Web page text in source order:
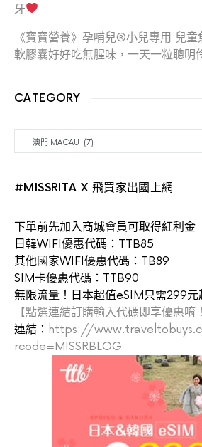
牙
《寶寶營養》孕哺兒®小兒專用 兒
軟膠囊好好吃無腥味，一天一粒聰明
CATEGORY
#MISSRITA X 飛買家出國上網
下單前先加入商城會員可取得紅利金
日韓WIFI優惠代碼：TTB85
其他國家WIFI優惠代碼：TB89
SIM卡優惠代碼：TTB90
無限流量！日本超值eSIM只需299元
【點選連結訂購輸入代碼即享優惠唷
連結： https://
rcode=MISSRBLOG